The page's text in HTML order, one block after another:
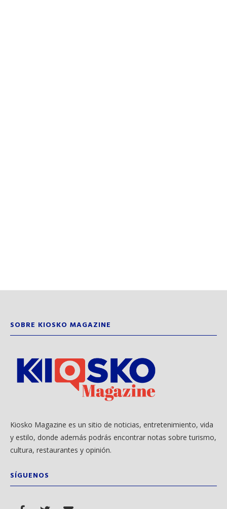
SOBRE KIOSKO MAGAZINE
Kiosko Magazine es un sitio de noticias, entretenimiento, vida
y estilo, donde además podrás encontrar notas sobre turismo,
cultura, restaurantes y opinión.
SÍGUENOS